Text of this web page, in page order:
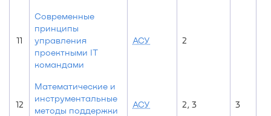
11
Современные
принципы
управления
проектными IT
командами
АСУ 2
12
Математические и
инструментальные
методы поддержки
АСУ 2, 3 3